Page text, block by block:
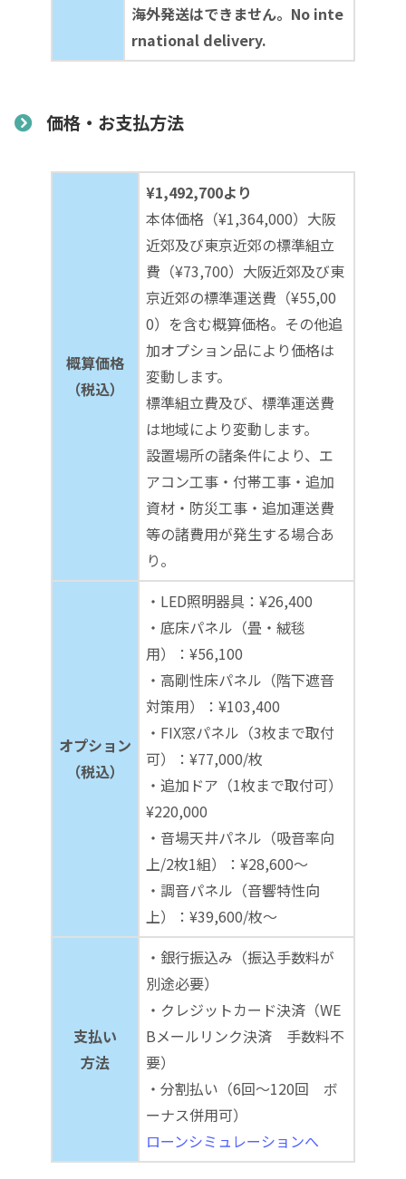
海外発送はできません。No inte
rnational delivery.
価格・お支払方法
概算価格
（税込）
¥1,492,700より
本体価格（¥1,364,000）大阪
近郊及び東京近郊の標準組立
費（¥73,700）大阪近郊及び東
京近郊の標準運送費（¥55,00
0）を含む概算価格。その他追
加オプション品により価格は
変動します。
標準組立費及び、標準運送費
は地域により変動します。
設置場所の諸条件により、エ
アコン工事・付帯工事・追加
資材・防災工事・追加運送費
等の諸費用が発生する場合あ
り。
オプション
（税込）
・LED照明器具：¥26,400
・底床パネル（畳・絨毯
用）：¥56,100
・高剛性床パネル（階下遮音
対策用）：¥103,400
・FIX窓パネル（3枚まで取付
可）：¥77,000/枚
・追加ドア（1枚まで取付可）
¥220,000
・音場天井パネル（吸音率向
上/2枚1組）：¥28,600～
・調音パネル（音響特性向
上）：¥39,600/枚～
支払い
方法
・銀行振込み（振込手数料が
別途必要）
・クレジットカード決済（WE
Bメールリンク決済 手数料不
要）
・分割払い（6回～120回 ボ
ーナス併用可）
ローンシミュレーションへ